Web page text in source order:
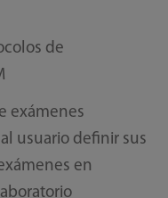
de
exámenes
usuario definir sus
en